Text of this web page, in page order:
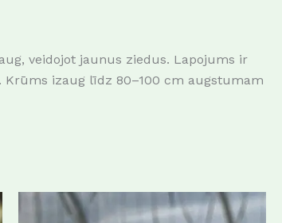
veidojot jaunus ziedus. Lapojums ir
izaug līdz 80–100 cm augstumam
This